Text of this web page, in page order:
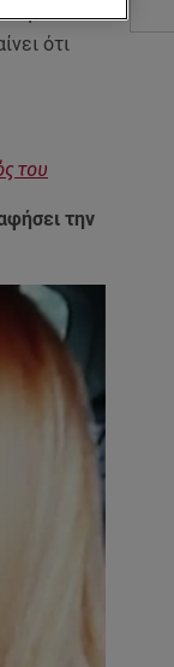
ότι
του
την